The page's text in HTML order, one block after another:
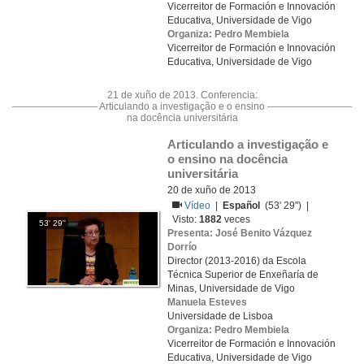
Vicerreitor de Formación e Innovación
Educativa, Universidade de Vigo
Organiza: Pedro Membiela
Vicerreitor de Formación e Innovación
Educativa, Universidade de Vigo
21 de xuño de 2013. Conferencia:
Articulando a investigação e o ensino
na docência universitária
53' 29''
Articulando a investigação e
o ensino na docência
universitária
20 de xuño de 2013
Vídeo
Español
(53' 29'') |
Visto:1882 veces
Presenta: José Benito Vázquez
Dorrío
Director (2013-2016) da Escola
Técnica Superior de Enxeñaría de
Minas, Universidade de Vigo
Manuela Esteves
Universidade de Lisboa
Organiza: Pedro Membiela
Vicerreitor de Formación e Innovación
Educativa, Universidade de Vigo